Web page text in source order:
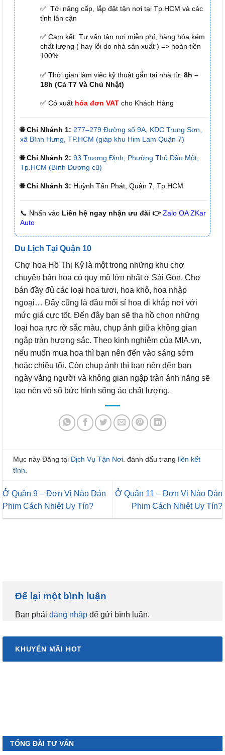
✅ Tới nâng cấp, lắp đặt tận nơi tại Tp.HCM và các
tỉnh lân cận
✅ Cam kết: Tư vấn tận nơi miễn phí, hàng hóa kém
chất lượng ( hay lỗi do nhà sản xuất ) => hoàn tiền
100%.
✅ Thời gian làm việc kỹ thuật gắn tại nhà từ: 8h –
18h (Cả T7 Và Chủ Nhật)
✅ Có xuất hóa đơn VAT cho Khách Hàng
🌐 Chi Nhánh 1: 277–279 Đường số 9A, KDC Trung Sơn,
xã Bình Hưng, TP.HCM (giáp khu Him Lam Quận 7)
🌐 Chi Nhánh 2: 93 Trương Định, Phường Thủ Dầu Một,
Tp.HCM (Bình Dương cũ)
🌐 Chi Nhánh 3: Huỳnh Tấn Phát, Quận 7, Tp.HCM
📞 Nhấn vào Liên hệ ngay nhận ưu đãi 👉 Zalo OA ZKar
Auto
Du Lịch Tại Quận 10
Chợ hoa Hồ Thị Kỷ là một trong những khu chợ
chuyên bán hoa có quy mô lớn nhất ở Sài Gòn. Chợ
bán đầy đủ các loại hoa tươi, hoa khô, hoa nhập
ngoại… Đây cũng là đầu mối sỉ hoa đi khắp nơi với
mức giá cực tốt. Đến đây bạn sẽ tha hồ chọn những
loại hoa rực rỡ sắc màu, chụp ảnh giữa không gian
ngập tràn hương sắc. Theo kinh nghiệm của MIA.vn,
nếu muốn mua hoa thì bạn nên đến vào sáng sớm
hoặc chiều tối. Còn chụp ảnh thì bạn nên đến ban
ngày vắng người và không gian ngập tràn ánh nắng sẽ
tạo nên vô số bức hình sống ảo chất lượng.
Mục này Đăng tại Dịch Vụ Tận Nơi . đánh dấu trang liên kết
tĩnh
Ở Quận 9 – Đơn Vị Nào Dán
Phim Cách Nhiệt Uy Tín?
Ở Quận 11 – Đơn Vị Nào Dán
Phim Cách Nhiệt Uy Tín?
Để lại một bình luận
Bạn phải đăng nhập để gửi bình luận.
KHUYẾN MÃI HOT
TỔNG ĐÀI TƯ VẤN